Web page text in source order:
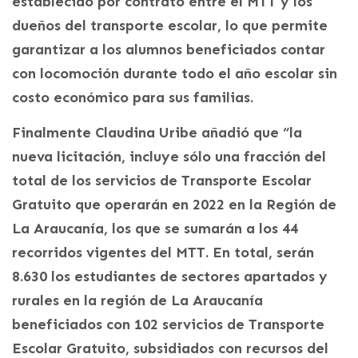
dueños del transporte escolar, lo que permite
garantizar a los alumnos beneficiados contar
con locomoción durante todo el año escolar sin
costo económico para sus familias.
Finalmente Claudina Uribe añadió que “la
nueva licitación, incluye sólo una fracción del
total de los servicios de Transporte Escolar
Gratuito que operarán en 2022 en la Región de
La Araucanía, los que se sumarán a los 44
recorridos vigentes del MTT. En total, serán
8.630 los estudiantes de sectores apartados y
rurales en la región de La Araucanía
beneficiados con 102 servicios de Transporte
Escolar Gratuito, subsidiados con recursos del